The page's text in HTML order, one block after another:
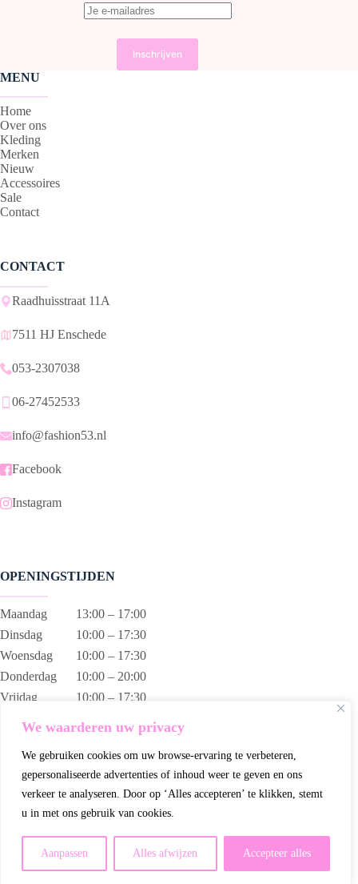
We waarderen uw privacy
We gebruiken cookies om uw browse-ervaring te verbeteren,
gepersonaliseerde advertenties of inhoud weer te geven en ons
verkeer te analyseren. Door op ‘Alles accepteren’ te klikken, stemt
u in met ons gebruik van cookies.
Aanpassen Alles afwijzen Accepteer alles
Wij gebruiken cookies om ervoor te zorgen dat wij u de beste
ervaring op onze website bieden.
Accepteren Weigeren
MENU
Home
Over ons
Kleding
Merken
Nieuw
Accessoires
Sale
Contact
CONTACT
Raadhuisstraat 11A
7511 HJ Enschede
053-2307038
06-27452533
info@fashion53.nl
Facebook
Instagram
OPENINGSTIJDEN
Maandag
13:00 – 17:00
Dinsdag
10:00 – 17:30
Woensdag
10:00 – 17:30
Donderdag
10:00 – 20:00
Vrijdag
10:00 – 17:30
13:00 – 17:00
Algemene voorwaarden